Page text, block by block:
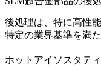
後処理は、特に高性
特定の業界基準を満
ホットアイソスタテ